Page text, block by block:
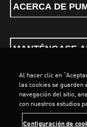
ACERCA DE
MANTÉNGASE
Términos y condiciones
PUMA, 2026. Todos los
Al hacer clic en
las cookies se guarden
navegación del sitio,
con nuestros estudios
Configuración de